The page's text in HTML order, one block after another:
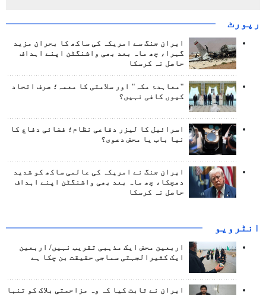
رپورٹ
ایران جنگ سے امریکہ کی ساکھ کا بحران مزید
گہرا، چھ ماہ بعد بھی واشنگٹن اپنے اہداف
حاصل نہ کرسکا
"معاہدۂ مکہ" اور سلامتی کا معمہ؛ صرف اتحاد
کیوں کافی نہیں؟
اسرائیل کا لیزر دفاعی نظام؛ فضائی دفاع کا
نیا باب یا محض دعوی؟
ایران جنگ نے امریکہ کی عالمی ساکھ کو شدید
دھچکا، چھ ماہ بعد بھی واشنگٹن اپنے اہداف
حاصل نہ کرسکا
انٹرويو
اربعین محض ایک مذہبی تقریب نہیں/ اربعین
ایک کثیرالجہتی سماجی حقیقت بن چکا ہے
ایران نے ثابت کیا کہ وہ مزاحمتی بلاک کو تنہا